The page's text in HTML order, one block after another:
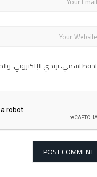
احفظ اسمي، بريدي الإلكتروني،